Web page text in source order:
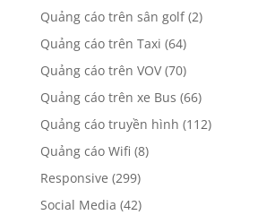
Quảng cáo trên sân golf(2)
Quảng cáo trên Taxi (64)
Quảng cáo trên VOV(70)
Quảng cáo trên xe Bus (66)
Quảng cáo truyền hình (112)
Quảng cáo Wifi (8)
Responsive (299)
Social Media (42)